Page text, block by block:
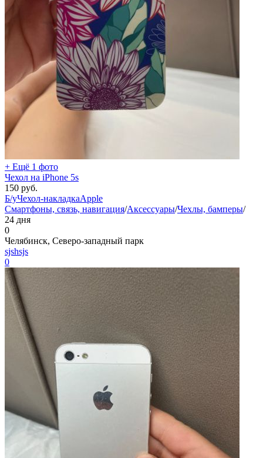
+ Ещё 1 фото
Чехол на iPhone 5s
150 руб.
Б/уЧехол-накладкаApple
Смартфоны, связь, навигация/Аксессуары/Чехлы, бамперы/
24 дня
0
Челябинск, Северо-западный парк
sjshsjs
0